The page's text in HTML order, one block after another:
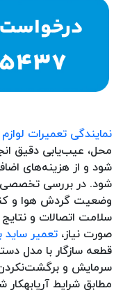
نمایندگی تعمیرات
محل، عیب‌یابی دقیق
شود و از هزینه‌های
شود. در بررسی تخصصی
وضعیت گردش هوا و
سلامت اتصالات و
صورت نیاز، تعمیر
قطعه سازگار با مدل
سرمایش و
مطابق شرایط